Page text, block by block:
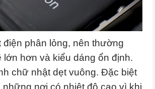
điện phân lỏng, nên thường
lớn hơn và kiểu dáng ổn định.
chữ nhật dẹt vuông. Đặc biệt
những nơi có nhiệt độ cao vì khi